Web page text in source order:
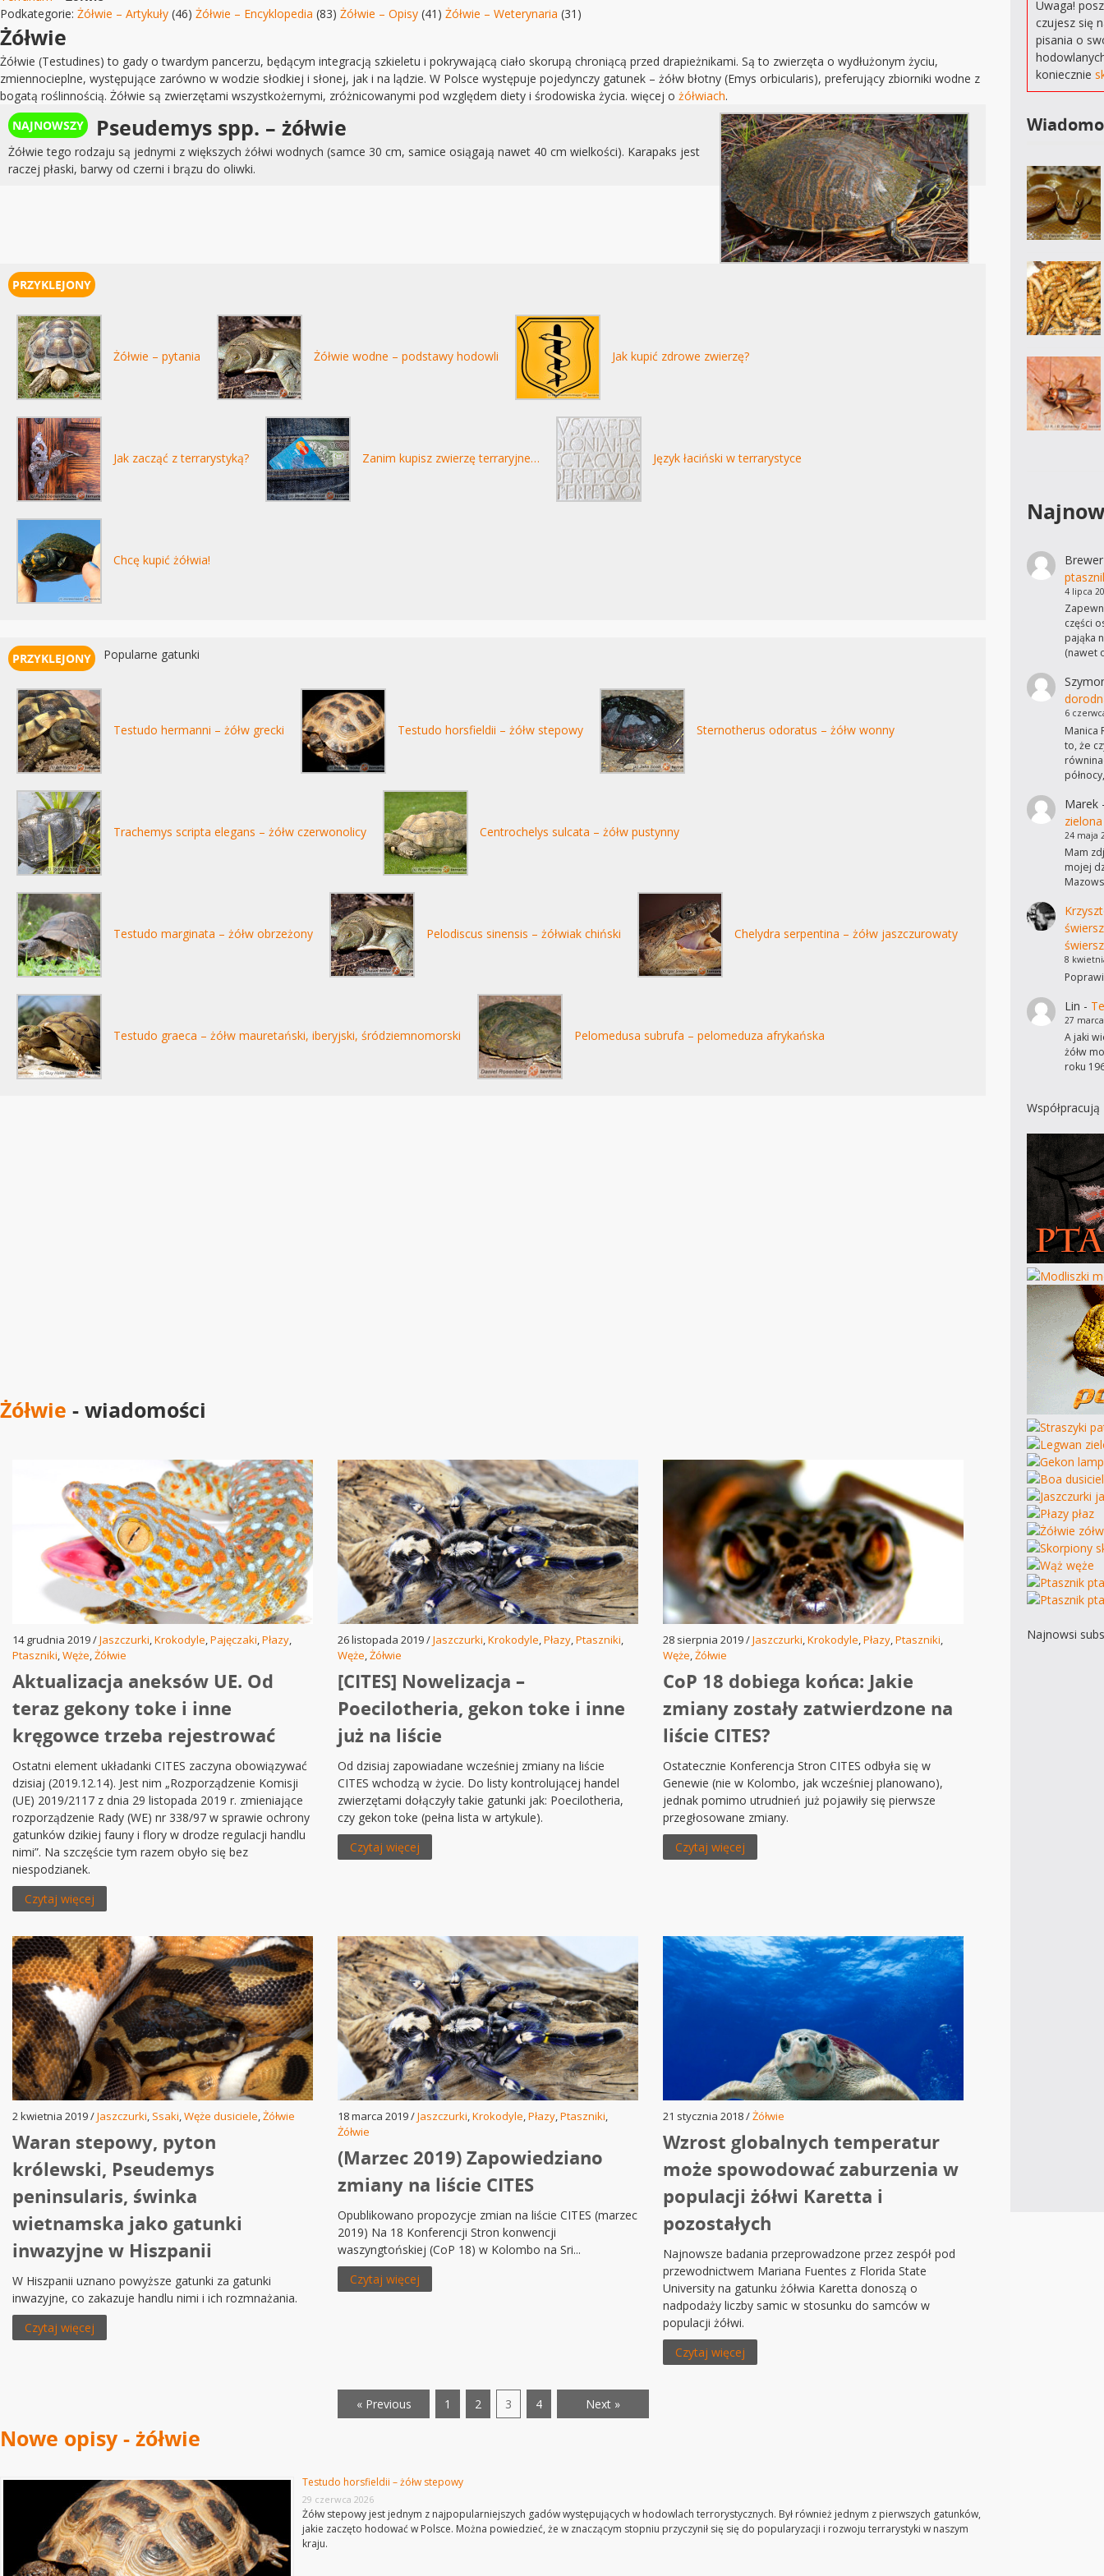
Podkategorie: Żółwie – Artykuły (46) Żółwie – Encyklopedia (83) Żółwie – Opisy (41) Żółwie – Weterynaria (31)
Żółwie
Żółwie (Testudines) to gady o twardym pancerzu, będącym integracją szkieletu i pokrywającą ciało skorupą chroniącą przed drapieżnikami. Są to zwierzęta o wydłużonym życiu,
zmiennocieplne, występujące zarówno w wodzie słodkiej i słonej, jak i na lądzie. W Polsce występuje pojedynczy gatunek – żółw błotny (Emys orbicularis), preferujący zbiorniki wodne z
bogatą roślinnością. Żółwie są zwierzętami wszystkożernymi, zróżnicowanymi pod względem diety i środowiska życia. więcej o żółwiach.
Pseudemys spp. – żółwie
Żółwie tego rodzaju są jednymi z większych żółwi wodnych (samce 30 cm, samice osiągają nawet 40 cm wielkości). Karapaks jest
raczej płaski, barwy od czerni i brązu do oliwki.
Żółwie – pytania Żółwie wodne – podstawy hodowli Jak kupić zdrowe zwierzę?
Jak zacząć z terrarystyką? Zanim kupisz zwierzę terraryjne… Język łaciński w terrarystyce
Chcę kupić żółwia!
Popularne gatunki
Testudo hermanni – żółw grecki Testudo horsfieldii – żółw stepowy Sternotherus odoratus – żółw wonny
Trachemys scripta elegans – żółw czerwonolicy Centrochelys sulcata – żółw pustynny
Testudo marginata – żółw obrzeżony Pelodiscus sinensis – żółwiak chiński Chelydra serpentina – żółw jaszczurowaty
Testudo graeca – żółw mauretański, iberyjski, śródziemnomorski Pelomedusa subrufa – pelomeduza afrykańska
Żółwie - wiadomości
14 grudnia 2019 /Jaszczurki,Krokodyle,Pajęczaki,Płazy,
Ptaszniki,Węże,Żółwie
Aktualizacja aneksów UE. Od
teraz gekony toke i inne
kręgowce trzeba rejestrować
Ostatni element układanki CITES zaczyna obowiązywać
dzisiaj (2019.12.14). Jest nim „Rozporządzenie Komisji
(UE) 2019/2117 z dnia 29 listopada 2019 r. zmieniające
rozporządzenie Rady (WE) nr 338/97 w sprawie ochrony
gatunków dzikiej fauny i flory w drodze regulacji handlu
nimi”. Na szczęście tym razem obyło się bez
niespodzianek.
Czytaj więcej
26 listopada 2019 /Jaszczurki,Krokodyle,Płazy,Ptaszniki,
Węże,Żółwie
[CITES] Nowelizacja –
Poecilotheria, gekon toke i inne
już na liście
Od dzisiaj zapowiadane wcześniej zmiany na liście
CITES wchodzą w życie. Do listy kontrolującej handel
zwierzętami dołączyły takie gatunki jak: Poecilotheria,
czy gekon toke (pełna lista w artykule).
Czytaj więcej
28 sierpnia 2019 /Jaszczurki,Krokodyle,Płazy,Ptaszniki,
Węże,Żółwie
CoP 18 dobiega końca: Jakie
zmiany zostały zatwierdzone na
liście CITES?
Ostatecznie Konferencja Stron CITES odbyła się w
Genewie (nie w Kolombo, jak wcześniej planowano),
jednak pomimo utrudnień już pojawiły się pierwsze
przegłosowane zmiany.
Czytaj więcej
2 kwietnia 2019 /Jaszczurki, Ssaki,Węże dusiciele,Żółwie
Waran stepowy, pyton
królewski, Pseudemys
peninsularis, świnka
wietnamska jako gatunki
inwazyjne w Hiszpanii
W Hiszpanii uznano powyższe gatunki za gatunki
inwazyjne, co zakazuje handlu nimi i ich rozmnażania.
Czytaj więcej
18 marca 2019 /Jaszczurki,Krokodyle,Płazy,Ptaszniki,
Żółwie
(Marzec 2019) Zapowiedziano
zmiany na liście CITES
Opublikowano propozycje zmian na liście CITES (marzec
2019) Na 18 Konferencji Stron konwencji
waszyngtońskiej (CoP 18) w Kolombo na Sri...
Czytaj więcej
21 stycznia 2018 /Żółwie
Wzrost globalnych temperatur
może spowodować zaburzenia w
populacji żółwi Karetta i
pozostałych
Najnowsze badania przeprowadzone przez zespół pod
przewodnictwem Mariana Fuentes z Florida State
University na gatunku żółwia Karetta donoszą o
nadpodaży liczby samic w stosunku do samców w
populacji żółwi.
Czytaj więcej
« Previous 1 2 3 4 Next »
Nowe opisy - żółwie
Testudo horsfieldii – żółw stepowy
29 czerwca 2026
Żółw stepowy jest jednym z najpopularniejszych gadów występujących w hodowlach terrorystycznych. Był również jednym z pierwszych gatunków,
jakie zaczęto hodować w Polsce. Można powiedzieć, że w znaczącym stopniu przyczynił się się do popularyzacji i rozwoju terrarystyki w naszym
kraju.
Uwaga!
czujesz się
pisania o
koniecznie
Brewer
4 lipca
części
pająka
(nawet
6
Manica
to, że
Marek
zielona
24 maja
Mam
mojej
8
Lin -
27
A jaki
żółw
roku
Najnowsi